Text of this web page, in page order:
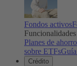
Fondos activos
Funcionalidades
Planes de ahorro
sobre ETFs
Crédito